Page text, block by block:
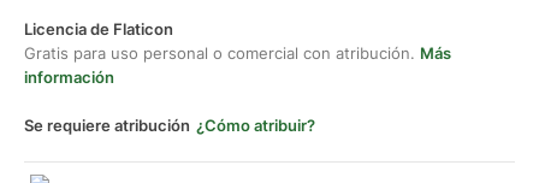
Licencia de Flaticon
Gratis para uso personal o comercial con atribución. Más
información
Se requiere atribución ¿Cómo atribuir?